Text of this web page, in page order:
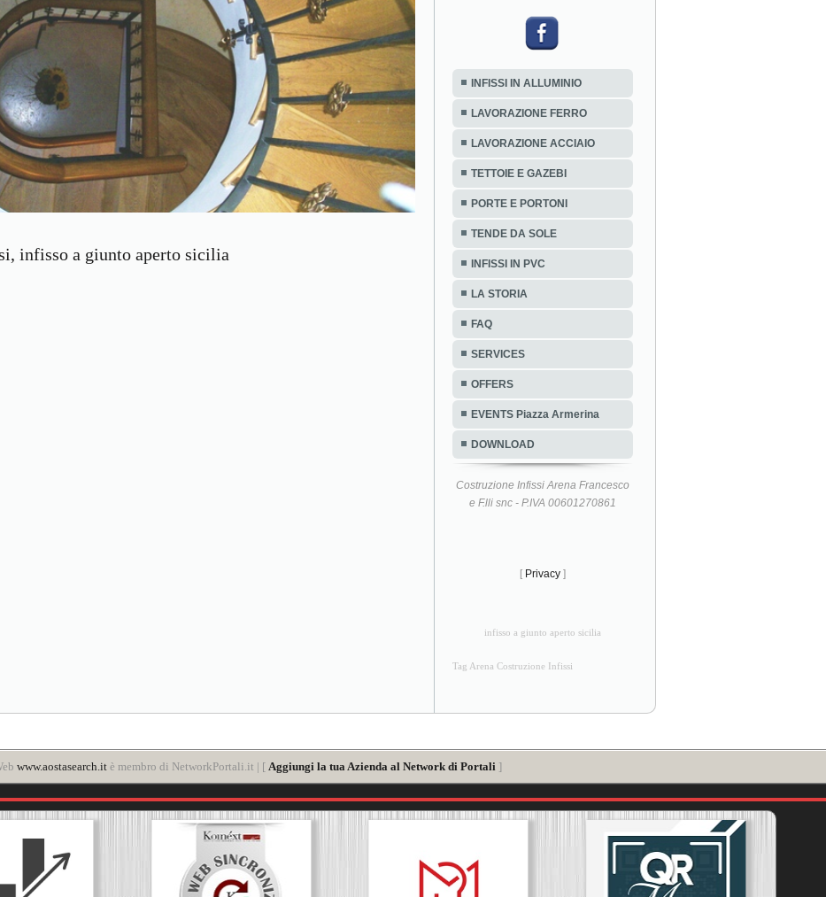
infisso a giunto aperto sicilia
INFISSI IN ALLUMINIO
LAVORAZIONE FERRO
LAVORAZIONE ACCIAIO
TETTOIE E GAZEBI
PORTE E PORTONI
TENDE DA SOLE
INFISSI IN PVC
LA STORIA
FAQ
SERVICES
OFFERS
EVENTS Piazza Armerina
DOWNLOAD
Costruzione Infissi Arena Francesco
e F.lli snc - P.IVA 00601270861
[ Privacy ]
infisso a giunto aperto sicilia
Tag Arena Costruzione Infissi
www.aostasearch.itè membro di NetworkPortali.it | [ Aggiungi la tua Azienda al Network di Portali ]